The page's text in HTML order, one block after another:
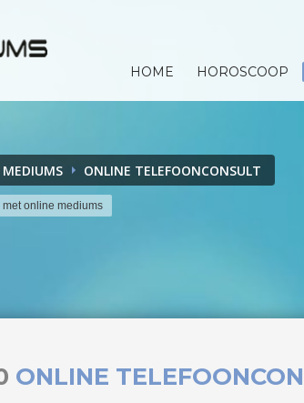
HOME HOROSCOOP
ONLINE TELEFOONCONSULT
online mediums
ONLINE